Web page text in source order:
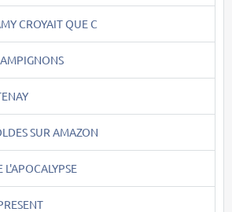
CROYAIT QUE C
SUR AMAZON
L'APOCALYPSE